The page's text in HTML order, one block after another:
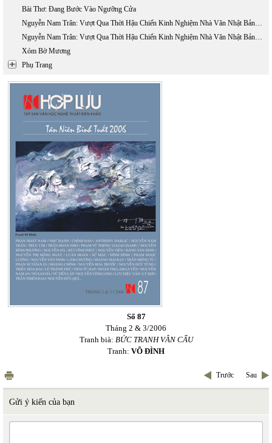
Bài Thơ: Đang Bước Vào Ngưỡng Cửa
Nguyễn Nam Trân: Vượt Qua Thời Hậu Chiến Kinh Nghiệm Nhà Văn Nhật Bản Thế Hệ (1945 - 1965) - Phần 1
Nguyễn Nam Trân: Vượt Qua Thời Hậu Chiến Kinh Nghiệm Nhà Văn Nhật Bản Thế Hệ (1945 - 1965) - Phần 2
Xóm Bờ Mương
Phụ Trang
Số 87
Tháng 2 & 3/2006
Tranh bià: BỨC TRANH VÂN CẨU
Tranh: VÕ ĐÌNH
Trước Sau
Gửi ý kiến của bạn